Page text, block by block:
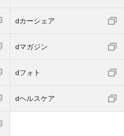
dカーシェア
dマガジン
dフォト
dヘルスケア